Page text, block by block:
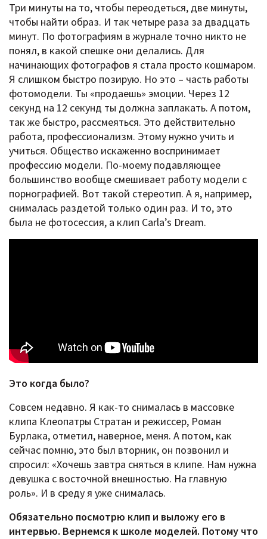
Три минуты на то, чтобы переодеться, две минуты,
чтобы найти образ. И так четыре раза за двадцать
минут. По фотографиям в журнале точно никто не
понял, в какой спешке они делались. Для
начинающих фотографов я стала просто кошмаром.
Я слишком быстро позирую. Но это – часть работы
фотомодели. Ты «продаешь» эмоции. Через 12
секунд на 12 секунд ты должна заплакать. А потом,
так же быстро, рассмеяться. Это действительно
работа, профессионализм. Этому нужно учить и
учиться. Общество искаженно воспринимает
профессию модели. По-моему подавляющее
большинство вообще смешивает работу модели с
порнографией. Вот такой стереотип. А я, например,
снималась раздетой только один раз. И то, это
была не фотосессия, а клип Carla’s Dream.
Это когда было?
Совсем недавно. Я как-то снималась в массовке
клипа Клеопатры Стратан и режиссер, Роман
Бурлака, отметил, наверное, меня. А потом, как
сейчас помню, это был вторник, он позвонил и
спросил: «Хочешь завтра сняться в клипе. Нам нужна
девушка с восточной внешностью. На главную
роль». И в среду я уже снималась.
Обязательно посмотрю клип и выложу его в
интервью. Вернемся к школе моделей. Потому что